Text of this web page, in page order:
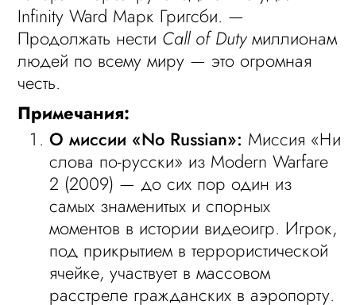
Infinity Ward Марк Григсби. —
Продолжать нести Call of Dutyмиллионам
людей по всему миру — это огромная
честь.
Примечания:
О миссии «No Russian»: Миссия «Ни
слова по-русски» из Modern Warfare
2 (2009) — до сих пор один из
самых знаменитых и спорных
моментов в истории видеоигр. Игрок,
под прикрытием в террористической
ячейке, участвует в массовом
расстреле гражданских в аэропорту.